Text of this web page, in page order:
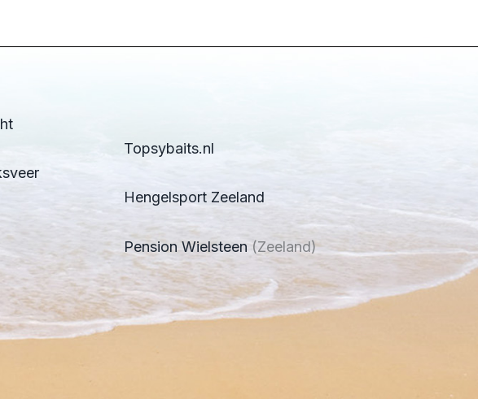
Topsybaits.nl
Hengelsport Zeeland
Pension Wielsteen (Zeeland)